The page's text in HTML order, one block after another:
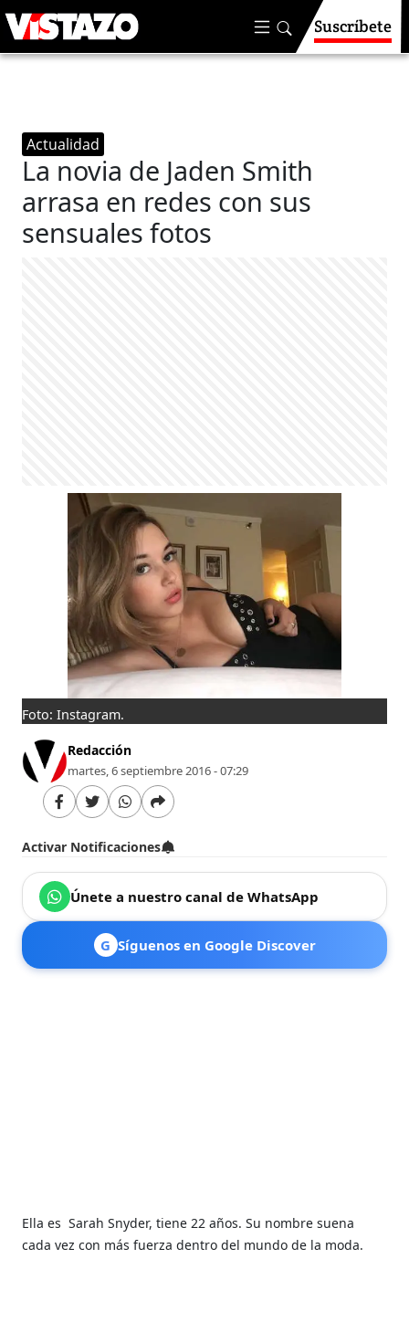
Suscríbete
Actualidad
La novia de Jaden Smith
arrasa en redes con sus
sensuales fotos
Foto: Instagram.
Redacción
martes, 6 septiembre 2016 - 07:29
Activar Notificaciones
Únete a nuestro canal de WhatsApp
G Síguenos en Google Discover
Ella es Sarah Snyder, tiene 22 años. Su nombre suena
cada vez con más fuerza dentro del mundo de la moda.